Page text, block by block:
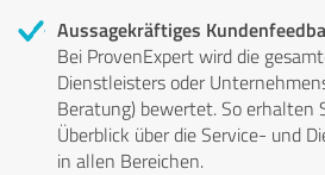
Aussagekräftiges
Bei ProvenExpert wird die
Dienstleisters oder
Beratung) bewertet. So erhalten
Überblick über die Service- und
in allen Bereichen.